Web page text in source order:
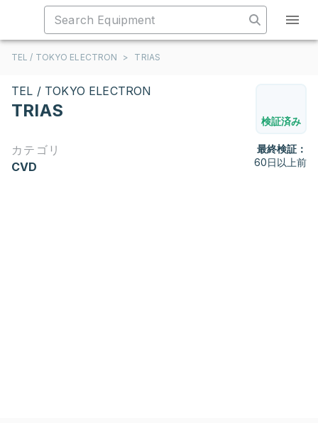
TEL / TOKYO ELECTRON > TRIAS
TEL / TOKYO ELECTRON
TRIAS
検証済み
カテゴリ
CVD
最終検証：
60日以上前